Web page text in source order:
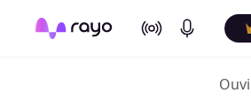
On Air Podcasts